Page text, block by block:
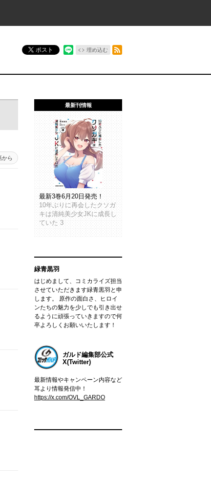
ポスト 埋め込む
から
最新刊情報
最新3巻6月20日発売！
10年ぶりに再会したクソガ
キは清純美少女JKに成長し
ていた 3
緑青黒羽
はじめまして、コミカライズ担当
させていただきます緑青黒羽と申
します。 原作の面白さ、ヒロイ
ンたちの魅力を少しでも引き出せ
るように頑張っていきますので何
卒よろしくお願いいたします！
ガルド編集部公式
X(Twitter)
最新情報やキャンペーン内容など
耳より情報発信中！
https://x.com/OVL_GARDO